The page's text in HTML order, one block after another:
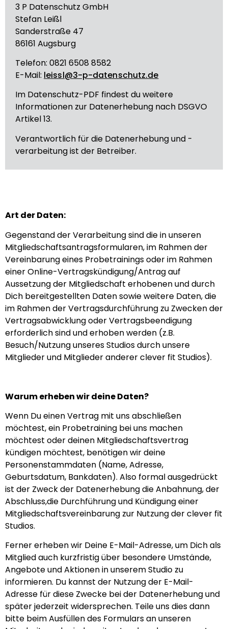
3 P Datenschutz GmbH
Stefan Leißl
Sanderstraße 47
86161 Augsburg
Telefon: 0821 6508 8582
E-Mail: leissl@3-p-datenschutz.de
Im Datenschutz-PDF findest du weitere
Informationen zur Datenerhebung nach DSGVO
Artikel 13.
Verantwortlich für die Datenerhebung und -
verarbeitung ist der Betreiber.
Art der Daten:
Gegenstand der Verarbeitung sind die in unseren
Mitgliedschaftsantragsformularen, im Rahmen der
Vereinbarung eines Probetrainings oder im Rahmen
einer Online-Vertragskündigung/Antrag auf
Aussetzung der Mitgliedschaft erhobenen und durch
Dich bereitgestellten Daten sowie weitere Daten, die
im Rahmen der Vertragsdurchführung zu Zwecken der
Vertragsabwicklung oder Vertragsbeendigung
erforderlich sind und erhoben werden (z.B.
Besuch/Nutzung unseres Studios durch unsere
Mitglieder und Mitglieder anderer clever fit Studios).
Warum erheben wir deine Daten?
Wenn Du einen Vertrag mit uns abschließen
möchtest, ein Probetraining bei uns machen
möchtest oder deinen Mitgliedschaftsvertrag
kündigen möchtest, benötigen wir deine
Personenstammdaten (Name, Adresse,
Geburtsdatum, Bankdaten). Also formal ausgedrückt
ist der Zweck der Datenerhebung die Anbahnung, der
Abschluss,die Durchführung und Kündigung einer
Mitgliedschaftsvereinbarung zur Nutzung der clever fit
Studios.
Ferner erheben wir Deine E-Mail-Adresse, um Dich als
Mitglied auch kurzfristig über besondere Umstände,
Angebote und Aktionen in unserem Studio zu
informieren. Du kannst der Nutzung der E-Mail-
Adresse für diese Zwecke bei der Datenerhebung und
später jederzeit widersprechen. Teile uns dies dann
bitte beim Ausfüllen des Formulars an unseren